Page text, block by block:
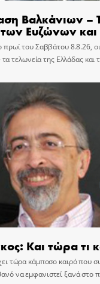
Βαλκάνιων –
Ευζώνων
πρωί του Σαββάτου 8.8.26,
τελωνεία της Ελλάδας και
Και τώρα τι
τώρα κάμποσο καιρό που
να εμφανιστεί ξανά στο